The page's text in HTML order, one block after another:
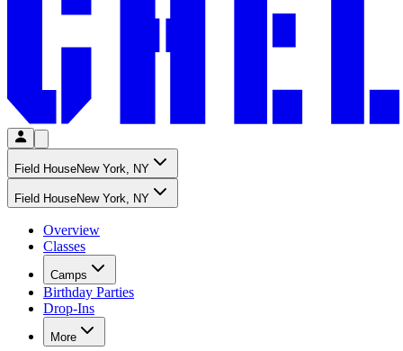
Field House​​​​‌ ‍ ​‍​‍‌‍ ‌ ​‍‌‍‍‌‌‍‌ ‌‍‍‌‌‍ ‍​‍​‍​ ‍‍​‍​‍‌ ​ ‌‍​‌‌‍ ‍‌‍‍‌‌ ‌​‌ ‍‌​‍ ‍‌‍‍‌‌‍ ​‍​‍​‍ ​​‍​‍‌‍‍​‌ ​‍‌‍‌‌‌‍‌‍​‍​‍​ ‍‍​‍​‍‌‍‍​‌ ‌​‌ ‌​‌ ​​‌ ​ ​ ‍‍​‍ ​‍ ‌‍​ ‌‍‍​‌‍‌‌‌‍ ​‌ ​ ‌‍‌‌‌‍​‌‌ ​​‌‍‍‌‌‍‌‌‌ ​‍‌ ​ ​‍ ‍‌ ​ ‌‍​‌‌‍ ‍‌‍‍‌‌ ‌​‌ ‍‌​‍ ‍‌ ​ ‌ ‌​‌ ‌‌‌‍‌​‌‍‍‌‌‍ ​‍ ‌‍‍‌‌‍ ‍‌ ‌​‌‍‌‌‌‍ ‍‌ ‌​​‍ ‌‍‌‌‌‍‌​‌‍‍‌‌ ‌​​‍ ‌‍ ‌‌‍ ‌‍‌​‌‍‌‌​ ‌‌ ​​‌ ​‍‌‍‌‌‌ ​ ‌‍‌‌‌‍ ‍‌ ‌​‌‍​‌‌ ‌​‌‍‍‌‌‍ ‌‍ ‍​ ‍ ‌‍‍‌‌‍‌​​ ‌​ ​​​ ‍​​ ​ ​ ‌ ​ ​​​ ​ ​ ​​‌‍​ ​‍ ‌​ ‌‍​ ‌ ​ ​‍‌‍​ ​‍ ‌​ ‌​‌‍‌‌‌‍​‍​ ‍​​‍ ‌‌‍​‍‌‍‌​​ ‌​‌‍​ ​‍ ‌​ ‍‌​ ​ ​ ‍​‌‍​‍​ ​ ‌‍​ ​ ‌‍​ ‌‍​ ‌‍​ ‍​​ ‍‌​ ​​​ ‍ ‌ ‌​‌ ‍‌‌ ​​‌‍‌‌​ ‌‌ ‌‍‌‍‌‌‌‍ ‍‌ ‌‌‌‍‌‌​ ‍ ‌ ​​‌‍​‌‌ ‌​‌‍‍​​ ‌‌ ​ ‌ ‌‌‌‍​‍‌​ ‍‌‍​‌‌ ‌‍‌‍‍‌‌‍‌ ‌‍​‌‌ ‌​‌‍‍‌‌‍ ‌‍ ‍​‍ ‍‌ ‌​‌‍‍‌‌ ‌​‌‍ ​‌‍‌‌​ ‌‍​‍‌‍​‌‌ ​ ‌‍‌‌‌‌‌‌‌ ​‍‌‍ ​​ ‌‌‍‍​‌ ‌​‌ ‌​‌ ​​‌ ​ ​‍‌‌​ ​ ‌​​‌​‍‌‌​ ​‍‌​‌‍​‍‌‌​ ​‍‌​‌‍‌‍​ ‌‍‍​‌‍‌‌‌‍ ​‌ ​ ‌‍‌‌‌‍​‌‌ ​​‌‍‍‌‌‍‌‌‌ ​‍‌ ​ ​‍ ‍‌ ​ ‌‍​‌‌‍ ‍‌‍‍‌‌ ‌​‌ ‍‌​‍ ‍‌ ​ ‌ ‌​‌ ‌‌‌‍‌​‌‍‍‌‌‍ ​‍‌‍‌‍‍‌‌‍‌​​ ‌​ ​​​ ‍​​ ​ ​ ‌ ​ ​​​ ​ ​ ​​‌‍​ ​‍ ‌​ ‌‍​ ‌ ​ ​‍‌‍​ ​‍ ‌​ ‌​‌‍‌‌‌‍​‍​ ‍​​‍ ‌‌‍​‍‌‍‌​​ ‌​‌‍​ ​‍ ‌​ ‍‌​ ​ ​ ‍​‌‍​‍​ ​ ‌‍​ ​ ‌‍​ ‌‍​ ‌‍​ ‍​​ ‍‌​ ​​​‍‌‍‌ ‌​‌ ‍‌‌ ​​‌‍‌‌​ ‌‌ ‌‍‌‍‌‌‌‍ ‍‌ ‌‌‌‍‌‌​‍‌‍‌ ​​‌‍​‌‌ ‌​‌‍‍​​ ‌‌ ​ ‌ ‌‌‌‍​‍‌​ ‍‌‍​‌‌ ‌‍‌‍‍‌‌‍‌ ‌‍​‌‌ ‌​‌‍‍‌‌‍ ‌‍ ‍​‍ ‍‌ ‌​‌‍‍‌‌ ‌​‌‍ ​‌‍‌‌​‍‌‍‌ ​​‌‍‌‌‌ ​‍‌ ​ ‌ ​​‌‍‌‌‌‍​ ‌ ‌​‌‍‍‌‌ ‌‍‌‍‌‌​ ‌‌ ​​‌ ‌‌‌‍​‍‌‍ ​‌‍‍‌‌ ​ ‌‍‍​‌‍‌‌‌‍‌​​‍​‍‌ ‌New York, NY​​​​‌ ‍ ​‍​‍‌‍ ‌ ​‍‌‍‍‌‌‍‌ ‌‍‍‌‌‍ ‍​‍​‍​ ‍‍​‍​‍‌ ​ ‌‍​‌‌‍ ‍‌‍‍‌‌ ‌​‌ ‍‌​‍ ‍‌‍‍‌‌‍ ​‍​‍​‍ ​​‍​‍‌‍‍​‌ ​‍‌‍‌‌‌‍‌‍​‍​‍​ ‍‍​‍​‍‌‍‍​‌ ‌​‌ ‌​‌ ​​‌ ​ ​ ‍‍​‍ ​‍ ‌‍​ ‌‍‍​‌‍‌‌‌‍ ​‌ ​ ‌‍‌‌‌‍​‌‌ ​​‌‍‍‌‌‍‌‌‌ ​‍‌ ​ ​‍ ‍‌ ​ ‌‍​‌‌‍ ‍‌‍‍‌‌ ‌​‌ ‍‌​‍ ‍‌ ​ ‌ ‌​‌ ‌‌‌‍‌​‌‍‍‌‌‍ ​‍ ‌‍‍‌‌‍ ‍‌ ‌​‌‍‌‌‌‍ ‍‌ ‌​​‍ ‌‍‌‌‌‍‌​‌‍‍‌‌ ‌​​‍ ‌‍ ‌‌‍ ‌‍‌​‌‍‌‌​ ‌‌ ​​‌ ​‍‌‍‌‌‌ ​ ‌‍‌‌‌‍ ‍‌ ‌​‌‍​‌‌ ‌​‌‍‍‌‌‍ ‌‍ ‍​ ‍ ‌‍‍‌‌‍‌​​ ‌​ ​​​ ‍​​ ​ ​ ‌ ​ ​​​ ​ ​ ​​‌‍​ ​‍ ‌​ ‌‍​ ‌ ​ ​‍‌‍​ ​‍ ‌​ ‌​‌‍‌‌‌‍​‍​ ‍​​‍ ‌‌‍​‍‌‍‌​​ ‌​‌‍​ ​‍ ‌​ ‍‌​ ​ ​ ‍​‌‍​‍​ ​ ‌‍​ ​ ‌‍​ ‌‍​ ‌‍​ ‍​​ ‍‌​ ​​​ ‍ ‌ ‌​‌ ‍‌‌ ​​‌‍‌‌​ ‌‌ ‌‍‌‍‌‌‌‍ ‍‌ ‌‌‌‍‌‌​ ‍ ‌ ​​‌‍​‌‌ ‌​‌‍‍​​ ‌‌ ‌‍‌‍‌‌‌‍ ‍‌ ‌‌‌‍‌‌‌​ ​‌‍ ‌‍​ ‌‍​‌‌ ‌​‌‍‍‌‌‍ ‌‍ ‍​ ‌‍​‍‌‍​‌‌ ​ ‌‍‌‌‌‌‌‌‌ ​‍‌‍ ​​ ‌‌‍‍​‌ ‌​‌ ‌​‌ ​​‌ ​ ​‍‌‌​ ​ ‌​​‌​‍‌‌​ ​‍‌​‌‍​‍‌‌​ ​‍‌​‌‍‌‍​ ‌‍‍​‌‍‌‌‌‍ ​‌ ​ ‌‍‌‌‌‍​‌‌ ​​‌‍‍‌‌‍‌‌‌ ​‍‌ ​ ​‍ ‍‌ ​ ‌‍​‌‌‍ ‍‌‍‍‌‌ ‌​‌ ‍‌​‍ ‍‌ ​ ‌ ‌​‌ ‌‌‌‍‌​‌‍‍‌‌‍ ​‍‌‍‌‍‍‌‌‍‌​​ ‌​ ​​​ ‍​​ ​ ​ ‌ ​ ​​​ ​ ​ ​​‌‍​ ​‍ ‌​ ‌‍​ ‌ ​ ​‍‌‍​ ​‍ ‌​ ‌​‌‍‌‌‌‍​‍​ ‍​​‍ ‌‌‍​‍‌‍‌​​ ‌​‌‍​ ​‍ ‌​ ‍‌​ ​ ​ ‍​‌‍​‍​ ​ ‌‍​ ​ ‌‍​ ‌‍​ ‌‍​ ‍​​ ‍‌​ ​​​‍‌‍‌ ‌​‌ ‍‌‌ ​​‌‍‌‌​ ‌‌ ‌‍‌‍‌‌‌‍ ‍‌ ‌‌‌‍‌‌​‍‌‍‌ ​​‌‍​‌‌ ‌​‌‍‍​​ ‌‌ ‌‍‌‍‌‌‌‍ ‍‌ ‌‌‌‍‌‌‌​ ​‌‍ ‌‍​ ‌‍​‌‌ ‌​‌‍‍‌‌‍ ‌‍ ‍​‍‌‍‌ ​​‌‍‌‌‌ ​‍‌ ​ ‌ ​​‌‍‌‌‌‍​ ‌ ‌​‌‍‍‌‌ ‌‍‌‍‌‌​ ‌‌ ​​‌ ‌‌‌‍​‍‌‍ ​‌‍‍‌‌ ​ ‌‍‍​‌‍‌‌‌‍‌​​‍​‍‌ ‌
Field House​​​​‌ ‍ ​‍​‍‌‍ ‌ ​‍‌‍‍‌‌‍‌ ‌‍‍‌‌‍ ‍​‍​‍​ ‍‍​‍​‍‌ ​ ‌‍​‌‌‍ ‍‌‍‍‌‌ ‌​‌ ‍‌​‍ ‍‌‍‍‌‌‍ ​‍​‍​‍ ​​‍​‍‌‍‍​‌ ​‍‌‍‌‌‌‍‌‍​‍​‍​ ‍‍​‍​‍‌‍‍​‌ ‌​‌ ‌​‌ ​​‌ ​ ​ ‍‍​‍ ​‍ ‌‍​ ‌‍‍​‌‍‌‌‌‍ ​‌ ​ ‌‍‌‌‌‍​‌‌ ​​‌‍‍‌‌‍‌‌‌ ​‍‌ ​ ​‍ ‍‌ ​ ‌‍​‌‌‍ ‍‌‍‍‌‌ ‌​‌ ‍‌​‍ ‍‌ ​ ‌ ‌​‌ ‌‌‌‍‌​‌‍‍‌‌‍ ​‍ ‌‍‍‌‌‍ ‍‌ ‌​‌‍‌‌‌‍ ‍‌ ‌​​‍ ‌‍‌‌‌‍‌​‌‍‍‌‌ ‌​​‍ ‌‍ ‌‌‍ ‌‍‌​‌‍‌‌​ ‌‌ ​​‌ ​‍‌‍‌‌‌ ​ ‌‍‌‌‌‍ ‍‌ ‌​‌‍​‌‌ ‌​‌‍‍‌‌‍ ‌‍ ‍​ ‍ ‌‍‍‌‌‍‌​​ ‌​ ​​​ ‍​​ ​ ​ ‌ ​ ​​​ ​ ​ ​​‌‍​ ​‍ ‌​ ‌‍​ ‌ ​ ​‍‌‍​ ​‍ ‌​ ‌​‌‍‌‌‌‍​‍​ ‍​​‍ ‌‌‍​‍‌‍‌​​ ‌​‌‍​ ​‍ ‌​ ‍‌​ ​ ​ ‍​‌‍​‍​ ​ ‌‍​ ​ ‌‍​ ‌‍​ ‌‍​ ‍​​ ‍‌​ ​​​ ‍ ‌ ‌​‌ ‍‌‌ ​​‌‍‌‌​ ‌‌ ‌‍‌‍‌‌‌‍ ‍‌ ‌‌‌‍‌‌​ ‍ ‌ ​​‌‍​‌‌ ‌​‌‍‍​​ ‌‌ ​ ‌ ‌‌‌‍​‍‌​ ‍‌‍​‌‌ ‌‍‌‍‍‌‌‍‌ ‌‍​‌‌ ‌​‌‍‍‌‌‍ ‌‍ ‍​‍ ‍‌ ‌​‌‍‍‌‌ ‌​‌‍ ​‌‍‌‌​ ‌‍​‍‌‍​‌‌ ​ ‌‍‌‌‌‌‌‌‌ ​‍‌‍ ​​ ‌‌‍‍​‌ ‌​‌ ‌​‌ ​​‌ ​ ​‍‌‌​ ​ ‌​​‌​‍‌‌​ ​‍‌​‌‍​‍‌‌​ ​‍‌​‌‍‌‍​ ‌‍‍​‌‍‌‌‌‍ ​‌ ​ ‌‍‌‌‌‍​‌‌ ​​‌‍‍‌‌‍‌‌‌ ​‍‌ ​ ​‍ ‍‌ ​ ‌‍​‌‌‍ ‍‌‍‍‌‌ ‌​‌ ‍‌​‍ ‍‌ ​ ‌ ‌​‌ ‌‌‌‍‌​‌‍‍‌‌‍ ​‍‌‍‌‍‍‌‌‍‌​​ ‌​ ​​​ ‍​​ ​ ​ ‌ ​ ​​​ ​ ​ ​​‌‍​ ​‍ ‌​ ‌‍​ ‌ ​ ​‍‌‍​ ​‍ ‌​ ‌​‌‍‌‌‌‍​‍​ ‍​​‍ ‌‌‍​‍‌‍‌​​ ‌​‌‍​ ​‍ ‌​ ‍‌​ ​ ​ ‍​‌‍​‍​ ​ ‌‍​ ​ ‌‍​ ‌‍​ ‌‍​ ‍​​ ‍‌​ ​​​‍‌‍‌ ‌​‌ ‍‌‌ ​​‌‍‌‌​ ‌‌ ‌‍‌‍‌‌‌‍ ‍‌ ‌‌‌‍‌‌​‍‌‍‌ ​​‌‍​‌‌ ‌​‌‍‍​​ ‌‌ ​ ‌ ‌‌‌‍​‍‌​ ‍‌‍​‌‌ ‌‍‌‍‍‌‌‍‌ ‌‍​‌‌ ‌​‌‍‍‌‌‍ ‌‍ ‍​‍ ‍‌ ‌​‌‍‍‌‌ ‌​‌‍ ​‌‍‌‌​‍‌‍‌ ​​‌‍‌‌‌ ​‍‌ ​ ‌ ​​‌‍‌‌‌‍​ ‌ ‌​‌‍‍‌‌ ‌‍‌‍‌‌​ ‌‌ ​​‌ ‌‌‌‍​‍‌‍ ​‌‍‍‌‌ ​ ‌‍‍​‌‍‌‌‌‍‌​​‍​‍‌ ‌New York, NY​​​​‌ ‍ ​‍​‍‌‍ ‌ ​‍‌‍‍‌‌‍‌ ‌‍‍‌‌‍ ‍​‍​‍​ ‍‍​‍​‍‌ ​ ‌‍​‌‌‍ ‍‌‍‍‌‌ ‌​‌ ‍‌​‍ ‍‌‍‍‌‌‍ ​‍​‍​‍ ​​‍​‍‌‍‍​‌ ​‍‌‍‌‌‌‍‌‍​‍​‍​ ‍‍​‍​‍‌‍‍​‌ ‌​‌ ‌​‌ ​​‌ ​ ​ ‍‍​‍ ​‍ ‌‍​ ‌‍‍​‌‍‌‌‌‍ ​‌ ​ ‌‍‌‌‌‍​‌‌ ​​‌‍‍‌‌‍‌‌‌ ​‍‌ ​ ​‍ ‍‌ ​ ‌‍​‌‌‍ ‍‌‍‍‌‌ ‌​‌ ‍‌​‍ ‍‌ ​ ‌ ‌​‌ ‌‌‌‍‌​‌‍‍‌‌‍ ​‍ ‌‍‍‌‌‍ ‍‌ ‌​‌‍‌‌‌‍ ‍‌ ‌​​‍ ‌‍‌‌‌‍‌​‌‍‍‌‌ ‌​​‍ ‌‍ ‌‌‍ ‌‍‌​‌‍‌‌​ ‌‌ ​​‌ ​‍‌‍‌‌‌ ​ ‌‍‌‌‌‍ ‍‌ ‌​‌‍​‌‌ ‌​‌‍‍‌‌‍ ‌‍ ‍​ ‍ ‌‍‍‌‌‍‌​​ ‌​ ​​​ ‍​​ ​ ​ ‌ ​ ​​​ ​ ​ ​​‌‍​ ​‍ ‌​ ‌‍​ ‌ ​ ​‍‌‍​ ​‍ ‌​ ‌​‌‍‌‌‌‍​‍​ ‍​​‍ ‌‌‍​‍‌‍‌​​ ‌​‌‍​ ​‍ ‌​ ‍‌​ ​ ​ ‍​‌‍​‍​ ​ ‌‍​ ​ ‌‍​ ‌‍​ ‌‍​ ‍​​ ‍‌​ ​​​ ‍ ‌ ‌​‌ ‍‌‌ ​​‌‍‌‌​ ‌‌ ‌‍‌‍‌‌‌‍ ‍‌ ‌‌‌‍‌‌​ ‍ ‌ ​​‌‍​‌‌ ‌​‌‍‍​​ ‌‌ ‌‍‌‍‌‌‌‍ ‍‌ ‌‌‌‍‌‌‌​ ​‌‍ ‌‍​ ‌‍​‌‌ ‌​‌‍‍‌‌‍ ‌‍ ‍​ ‌‍​‍‌‍​‌‌ ​ ‌‍‌‌‌‌‌‌‌ ​‍‌‍ ​​ ‌‌‍‍​‌ ‌​‌ ‌​‌ ​​‌ ​ ​‍‌‌​ ​ ‌​​‌​‍‌‌​ ​‍‌​‌‍​‍‌‌​ ​‍‌​‌‍‌‍​ ‌‍‍​‌‍‌‌‌‍ ​‌ ​ ‌‍‌‌‌‍​‌‌ ​​‌‍‍‌‌‍‌‌‌ ​‍‌ ​ ​‍ ‍‌ ​ ‌‍​‌‌‍ ‍‌‍‍‌‌ ‌​‌ ‍‌​‍ ‍‌ ​ ‌ ‌​‌ ‌‌‌‍‌​‌‍‍‌‌‍ ​‍‌‍‌‍‍‌‌‍‌​​ ‌​ ​​​ ‍​​ ​ ​ ‌ ​ ​​​ ​ ​ ​​‌‍​ ​‍ ‌​ ‌‍​ ‌ ​ ​‍‌‍​ ​‍ ‌​ ‌​‌‍‌‌‌‍​‍​ ‍​​‍ ‌‌‍​‍‌‍‌​​ ‌​‌‍​ ​‍ ‌​ ‍‌​ ​ ​ ‍​‌‍​‍​ ​ ‌‍​ ​ ‌‍​ ‌‍​ ‌‍​ ‍​​ ‍‌​ ​​​‍‌‍‌ ‌​‌ ‍‌‌ ​​‌‍‌‌​ ‌‌ ‌‍‌‍‌‌‌‍ ‍‌ ‌‌‌‍‌‌​‍‌‍‌ ​​‌‍​‌‌ ‌​‌‍‍​​ ‌‌ ‌‍‌‍‌‌‌‍ ‍‌ ‌‌‌‍‌‌‌​ ​‌‍ ‌‍​ ‌‍​‌‌ ‌​‌‍‍‌‌‍ ‌‍ ‍​‍‌‍‌ ​​‌‍‌‌‌ ​‍‌ ​ ‌ ​​‌‍‌‌‌‍​ ‌ ‌​‌‍‍‌‌ ‌‍‌‍‌‌​ ‌‌ ​​‌ ‌‌‌‍​‍‌‍ ​‌‍‍‌‌ ​ ‌‍‍​‌‍‌‌‌‍‌​​‍​‍‌ ‌
Overview​​​​‌ ‍ ​‍​‍‌‍ ‌ ​‍‌‍‍‌‌‍‌ ‌‍‍‌‌‍ ‍​‍​‍​ ‍‍​‍​‍‌ ​ ‌‍​‌‌‍ ‍‌‍‍‌‌ ‌​‌ ‍‌​‍ ‍‌‍‍‌‌‍ ​‍​‍​‍ ​​‍​‍‌‍‍​‌ ​‍‌‍‌‌‌‍‌‍​‍​‍​ ‍‍​‍​‍‌‍‍​‌ ‌​‌ ‌​‌ ​​‌ ​ ​ ‍‍​‍ ​‍ ‌‍​ ‌‍‍​‌‍‌‌‌‍ ​‌ ​ ‌‍‌‌‌‍​‌‌ ​​‌‍‍‌‌‍‌‌‌ ​‍‌ ​ ​‍ ‍‌ ​ ‌‍​‌‌‍ ‍‌‍‍‌‌ ‌​‌ ‍‌​‍ ‍‌ ​ ‌ ‌​‌ ‌‌‌‍‌​‌‍‍‌‌‍ ​‍ ‌‍‍‌‌‍ ‍‌ ‌​‌‍‌‌‌‍ ‍‌ ‌​​‍ ‌‍‌‌‌‍‌​‌‍‍‌‌ ‌​​‍ ‌‍ ‌‌‍ ‌‍‌​‌‍‌‌​ ‌‌ ​​‌ ​‍‌‍‌‌‌ ​ ‌‍‌‌‌‍ ‍‌ ‌​‌‍​‌‌ ‌​‌‍‍‌‌‍ ‌‍ ‍​ ‍ ‌‍‍‌‌‍‌​​ ‌​ ​​​ ‍​​ ​ ​ ‌ ​ ​​​ ​ ​ ​​‌‍​ ​‍ ‌​ ‌‍​ ‌ ​ ​‍‌‍​ ​‍ ‌​ ‌​‌‍‌‌‌‍​‍​ ‍​​‍ ‌‌‍​‍‌‍‌​​ ‌​‌‍​ ​‍ ‌​ ‍‌​ ​ ​ ‍​‌‍​‍​ ​ ‌‍​ ​ ‌‍​ ‌‍​ ‌‍​ ‍​​ ‍‌​ ​​​ ‍ ‌ ‌​‌ ‍‌‌ ​​‌‍‌‌​ ‌‌ ‌‍‌‍‌‌‌‍ ‍‌ ‌‌‌‍‌‌​ ‍ ‌ ​​‌‍​‌‌ ‌​‌‍‍​​ ‌‌ ​ ‌ ‌‌‌‍​‍‌​ ‍‌‍​‌‌ ‌‍‌‍‍‌‌‍‌ ‌‍​‌‌ ‌​‌‍‍‌‌‍ ‌‍ ‍​‍ ‍‌‍​ ‌‍ ‌‍ ​‌ ‌‌‌‍ ‌‌‍ ‍‌ ​ ​‍‌‌​ ‌‌‌​​‍‌‌ ‌‍‍ ‌‍‌‌‌ ‍‌​‍‌‌​ ​ ‌​‌​​‍‌‌​ ​ ‌​‌​​‍‌‌​ ​‍​ ​‍​ ‌‍‌‍‌‌​ ‍​​ ‌‍​ ​ ​ ​‍​ ‍‌‌‍‌‍​ ​​‌‍‌‍​ ​ ​ ​‌​ ​‍​ ​‌​ ‍​‌‍‌‍‌‍‌‍​ ‌​​ ‍‌​ ​​​ ​‌​ ​‍​ ‍‌​ ‌‍​ ‍​‌‍‌‍​ ‌​​ ‌‌​ ‍‌​ ‌ ​ ‌ ​ ‌‍​‍‌‌​ ​‍​ ​‍​‍‌‌​ ‌‌‌​‌​​‍ ‍‌‍ ​‌‍‍‌‌‍ ‍‌‍‍ ‌ ​ ​‍‌‌​ ‌‌‌​​‍‌‌ ‌‍‍ ‌‍‌‌‌ ‍‌​‍‌‌​ ​ ‌​‌​​‍‌‌​ ​ ‌​‌​​‍‌‌​ ​‍​ ​‍​ ‌‌​ ‍‌‌‍‌‍‌‍​‍​ ​ ​ ‌‌‌‍​ ‌‍‌‌​ ‍​‌‍​‌​ ‌ ‌‍​‍​‍‌‌​ ​‍​ ​‍​‍‌‌​ ‌‌‌​‌​​‍ ‍‌ ‌​‌‍‍‌‌ ‌​‌‍ ​‌‍‌‌​ ‌‍​‍‌‍​‌‌ ​ ‌‍‌‌‌‌‌‌‌ ​‍‌‍ ​​ ‌‌‍‍​‌ ‌​‌ ‌​‌ ​​‌ ​ ​‍‌‌​ ​ ‌​​‌​‍‌‌​ ​‍‌​‌‍​‍‌‌​ ​‍‌​‌‍‌‍​ ‌‍‍​‌‍‌‌‌‍ ​‌ ​ ‌‍‌‌‌‍​‌‌ ​​‌‍‍‌‌‍‌‌‌ ​‍‌ ​ ​‍ ‍‌ ​ ‌‍​‌‌‍ ‍‌‍‍‌‌ ‌​‌ ‍‌​‍ ‍‌ ​ ‌ ‌​‌ ‌‌‌‍‌​‌‍‍‌‌‍ ​‍‌‍‌‍‍‌‌‍‌​​ ‌​ ​​​ ‍​​ ​ ​ ‌ ​ ​​​ ​ ​ ​​‌‍​ ​‍ ‌​ ‌‍​ ‌ ​ ​‍‌‍​ ​‍ ‌​ ‌​‌‍‌‌‌‍​‍​ ‍​​‍ ‌‌‍​‍‌‍‌​​ ‌​‌‍​ ​‍ ‌​ ‍‌​ ​ ​ ‍​‌‍​‍​ ​ ‌‍​ ​ ‌‍​ ‌‍​ ‌‍​ ‍​​ ‍‌​ ​​​‍‌‍‌ ‌​‌ ‍‌‌ ​​‌‍‌‌​ ‌‌ ‌‍‌‍‌‌‌‍ ‍‌ ‌‌‌‍‌‌​‍‌‍‌ ​​‌‍​‌‌ ‌​‌‍‍​​ ‌‌ ​ ‌ ‌‌‌‍​‍‌​ ‍‌‍​‌‌ ‌‍‌‍‍‌‌‍‌ ‌‍​‌‌ ‌​‌‍‍‌‌‍ ‌‍ ‍​‍ ‍‌‍​ ‌‍ ‌‍ ​‌ ‌‌‌‍ ‌‌‍ ‍‌ ​ ​‍‌‌​ ‌‌‌​​‍‌‌ ‌‍‍ ‌‍‌‌‌ ‍‌​‍‌‌​ ​ ‌​‌​​‍‌‌​ ​ ‌​‌​​‍‌‌​ ​‍​ ​‍​ ‌‍‌‍‌‌​ ‍​​ ‌‍​ ​ ​ ​‍​ ‍‌‌‍‌‍​ ​​‌‍‌‍​ ​ ​ ​‌​ ​‍​ ​‌​ ‍​‌‍‌‍‌‍‌‍​ ‌​​ ‍‌​ ​​​ ​‌​ ​‍​ ‍‌​ ‌‍​ ‍​‌‍‌‍​ ‌​​ ‌‌​ ‍‌​ ‌ ​ ‌ ​ ‌‍​‍‌‌​ ​‍​ ​‍​‍‌‌​ ‌‌‌​‌​​‍ ‍‌‍ ​‌‍‍‌‌‍ ‍‌‍‍ ‌ ​ ​‍‌‌​ ‌‌‌​​‍‌‌ ‌‍‍ ‌‍‌‌‌ ‍‌​‍‌‌​ ​ ‌​‌​​‍‌‌​ ​ ‌​‌​​‍‌‌​ ​‍​ ​‍​ ‌‌​ ‍‌‌‍‌‍‌‍​‍​ ​ ​ ‌‌‌‍​ ‌‍‌‌​ ‍​‌‍​‌​ ‌ ‌‍​‍​‍‌‌​ ​‍​ ​‍​‍‌‌​ ‌‌‌​‌​​‍ ‍‌ ‌​‌‍‍‌‌ ‌​‌‍ ​‌‍‌‌​‍‌‍‌ ​​‌‍‌‌‌ ​‍‌ ​ ‌ ​​‌‍‌‌‌‍​ ‌ ‌​‌‍‍‌‌ ‌‍‌‍‌‌​ ‌‌ ​​‌ ‌‌‌‍​‍‌‍ ​‌‍‍‌‌ ​ ‌‍‍​‌‍‌‌‌‍‌​​‍​‍‌ ‌
Classes​​​​‌ ‍ ​‍​‍‌‍ ‌ ​‍‌‍‍‌‌‍‌ ‌‍‍‌‌‍ ‍​‍​‍​ ‍‍​‍​‍‌ ​ ‌‍​‌‌‍ ‍‌‍‍‌‌ ‌​‌ ‍‌​‍ ‍‌‍‍‌‌‍ ​‍​‍​‍ ​​‍​‍‌‍‍​‌ ​‍‌‍‌‌‌‍‌‍​‍​‍​ ‍‍​‍​‍‌‍‍​‌ ‌​‌ ‌​‌ ​​‌ ​ ​ ‍‍​‍ ​‍ ‌‍​ ‌‍‍​‌‍‌‌‌‍ ​‌ ​ ‌‍‌‌‌‍​‌‌ ​​‌‍‍‌‌‍‌‌‌ ​‍‌ ​ ​‍ ‍‌ ​ ‌‍​‌‌‍ ‍‌‍‍‌‌ ‌​‌ ‍‌​‍ ‍‌ ​ ‌ ‌​‌ ‌‌‌‍‌​‌‍‍‌‌‍ ​‍ ‌‍‍‌‌‍ ‍‌ ‌​‌‍‌‌‌‍ ‍‌ ‌​​‍ ‌‍‌‌‌‍‌​‌‍‍‌‌ ‌​​‍ ‌‍ ‌‌‍ ‌‍‌​‌‍‌‌​ ‌‌ ​​‌ ​‍‌‍‌‌‌ ​ ‌‍‌‌‌‍ ‍‌ ‌​‌‍​‌‌ ‌​‌‍‍‌‌‍ ‌‍ ‍​ ‍ ‌‍‍‌‌‍‌​​ ‌​ ​​​ ‍​​ ​ ​ ‌ ​ ​​​ ​ ​ ​​‌‍​ ​‍ ‌​ ‌‍​ ‌ ​ ​‍‌‍​ ​‍ ‌​ ‌​‌‍‌‌‌‍​‍​ ‍​​‍ ‌‌‍​‍‌‍‌​​ ‌​‌‍​ ​‍ ‌​ ‍‌​ ​ ​ ‍​‌‍​‍​ ​ ‌‍​ ​ ‌‍​ ‌‍​ ‌‍​ ‍​​ ‍‌​ ​​​ ‍ ‌ ‌​‌ ‍‌‌ ​​‌‍‌‌​ ‌‌ ‌‍‌‍‌‌‌‍ ‍‌ ‌‌‌‍‌‌​ ‍ ‌ ​​‌‍​‌‌ ‌​‌‍‍​​ ‌‌ ​ ‌ ‌‌‌‍​‍‌​ ‍‌‍​‌‌ ‌‍‌‍‍‌‌‍‌ ‌‍​‌‌ ‌​‌‍‍‌‌‍ ‌‍ ‍​‍ ‍‌‍​ ‌‍ ‌‍ ​‌ ‌‌‌‍ ‌‌‍ ‍‌ ​ ​‍‌‌​ ‌‌‌​​‍‌‌ ‌‍‍ ‌‍‌‌‌ ‍‌​‍‌‌​ ​ ‌​‌​​‍‌‌​ ​ ‌​‌​​‍‌‌​ ​‍​ ​‍​ ‍‌‌‍​‍​ ‌‌​ ‌‌​ ‌ ​ ‌‌​ ​ ​ ‍‌​ ​​​ ‌‌​ ​‍‌‍​‍​‍‌‌​ ​‍​ ​‍​‍‌‌​ ‌‌‌​‌​​‍ ‍‌‍ ​‌‍‍‌‌‍ ‍‌‍‍ ‌ ​ ​‍‌‌​ ‌‌‌​​‍‌‌ ‌‍‍ ‌‍‌‌‌ ‍‌​‍‌‌​ ​ ‌​‌​​‍‌‌​ ​ ‌​‌​​‍‌‌​ ​‍​ ​‍​ ‌‌​ ‍‌‌‍‌‍‌‍​‍​ ​ ​ ‌‌‌‍​ ‌‍‌‌​ ‍​‌‍​‌​ ‌ ‌‍​‍​‍‌‌​ ​‍​ ​‍​‍‌‌​ ‌‌‌​‌​​‍ ‍‌ ‌​‌‍‍‌‌ ‌​‌‍ ​‌‍‌‌​ ‌‍​‍‌‍​‌‌ ​ ‌‍‌‌‌‌‌‌‌ ​‍‌‍ ​​ ‌‌‍‍​‌ ‌​‌ ‌​‌ ​​‌ ​ ​‍‌‌​ ​ ‌​​‌​‍‌‌​ ​‍‌​‌‍​‍‌‌​ ​‍‌​‌‍‌‍​ ‌‍‍​‌‍‌‌‌‍ ​‌ ​ ‌‍‌‌‌‍​‌‌ ​​‌‍‍‌‌‍‌‌‌ ​‍‌ ​ ​‍ ‍‌ ​ ‌‍​‌‌‍ ‍‌‍‍‌‌ ‌​‌ ‍‌​‍ ‍‌ ​ ‌ ‌​‌ ‌‌‌‍‌​‌‍‍‌‌‍ ​‍‌‍‌‍‍‌‌‍‌​​ ‌​ ​​​ ‍​​ ​ ​ ‌ ​ ​​​ ​ ​ ​​‌‍​ ​‍ ‌​ ‌‍​ ‌ ​ ​‍‌‍​ ​‍ ‌​ ‌​‌‍‌‌‌‍​‍​ ‍​​‍ ‌‌‍​‍‌‍‌​​ ‌​‌‍​ ​‍ ‌​ ‍‌​ ​ ​ ‍​‌‍​‍​ ​ ‌‍​ ​ ‌‍​ ‌‍​ ‌‍​ ‍​​ ‍‌​ ​​​‍‌‍‌ ‌​‌ ‍‌‌ ​​‌‍‌‌​ ‌‌ ‌‍‌‍‌‌‌‍ ‍‌ ‌‌‌‍‌‌​‍‌‍‌ ​​‌‍​‌‌ ‌​‌‍‍​​ ‌‌ ​ ‌ ‌‌‌‍​‍‌​ ‍‌‍​‌‌ ‌‍‌‍‍‌‌‍‌ ‌‍​‌‌ ‌​‌‍‍‌‌‍ ‌‍ ‍​‍ ‍‌‍​ ‌‍ ‌‍ ​‌ ‌‌‌‍ ‌‌‍ ‍‌ ​ ​‍‌‌​ ‌‌‌​​‍‌‌ ‌‍‍ ‌‍‌‌‌ ‍‌​‍‌‌​ ​ ‌​‌​​‍‌‌​ ​ ‌​‌​​‍‌‌​ ​‍​ ​‍​ ‍‌‌‍​‍​ ‌‌​ ‌‌​ ‌ ​ ‌‌​ ​ ​ ‍‌​ ​​​ ‌‌​ ​‍‌‍​‍​‍‌‌​ ​‍​ ​‍​‍‌‌​ ‌‌‌​‌​​‍ ‍‌‍ ​‌‍‍‌‌‍ ‍‌‍‍ ‌ ​ ​‍‌‌​ ‌‌‌​​‍‌‌ ‌‍‍ ‌‍‌‌‌ ‍‌​‍‌‌​ ​ ‌​‌​​‍‌‌​ ​ ‌​‌​​‍‌‌​ ​‍​ ​‍​ ‌‌​ ‍‌‌‍‌‍‌‍​‍​ ​ ​ ‌‌‌‍​ ‌‍‌‌​ ‍​‌‍​‌​ ‌ ‌‍​‍​‍‌‌​ ​‍​ ​‍​‍‌‌​ ‌‌‌​‌​​‍ ‍‌ ‌​‌‍‍‌‌ ‌​‌‍ ​‌‍‌‌​‍‌‍‌ ​​‌‍‌‌‌ ​‍‌ ​ ‌ ​​‌‍‌‌‌‍​ ‌ ‌​‌‍‍‌‌ ‌‍‌‍‌‌​ ‌‌ ​​‌ ‌‌‌‍​‍‌‍ ​‌‍‍‌‌ ​ ‌‍‍​‌‍‌‌‌‍‌​​‍​‍‌ ‌
Camps​​​​‌ ‍ ​‍​‍‌‍ ‌ ​‍‌‍‍‌‌‍‌ ‌‍‍‌‌‍ ‍​‍​‍​ ‍‍​‍​‍‌ ​ ‌‍​‌‌‍ ‍‌‍‍‌‌ ‌​‌ ‍‌​‍ ‍‌‍‍‌‌‍ ​‍​‍​‍ ​​‍​‍‌‍‍​‌ ​‍‌‍‌‌‌‍‌‍​‍​‍​ ‍‍​‍​‍‌‍‍​‌ ‌​‌ ‌​‌ ​​‌ ​ ​ ‍‍​‍ ​‍ ‌‍​ ‌‍‍​‌‍‌‌‌‍ ​‌ ​ ‌‍‌‌‌‍​‌‌ ​​‌‍‍‌‌‍‌‌‌ ​‍‌ ​ ​‍ ‍‌ ​ ‌‍​‌‌‍ ‍‌‍‍‌‌ ‌​‌ ‍‌​‍ ‍‌ ​ ‌ ‌​‌ ‌‌‌‍‌​‌‍‍‌‌‍ ​‍ ‌‍‍‌‌‍ ‍‌ ‌​‌‍‌‌‌‍ ‍‌ ‌​​‍ ‌‍‌‌‌‍‌​‌‍‍‌‌ ‌​​‍ ‌‍ ‌‌‍ ‌‍‌​‌‍‌‌​ ‌‌ ​​‌ ​‍‌‍‌‌‌ ​ ‌‍‌‌‌‍ ‍‌ ‌​‌‍​‌‌ ‌​‌‍‍‌‌‍ ‌‍ ‍​ ‍ ‌‍‍‌‌‍‌​​ ‌​ ​​​ ‍​​ ​ ​ ‌ ​ ​​​ ​ ​ ​​‌‍​ ​‍ ‌​ ‌‍​ ‌ ​ ​‍‌‍​ ​‍ ‌​ ‌​‌‍‌‌‌‍​‍​ ‍​​‍ ‌‌‍​‍‌‍‌​​ ‌​‌‍​ ​‍ ‌​ ‍‌​ ​ ​ ‍​‌‍​‍​ ​ ‌‍​ ​ ‌‍​ ‌‍​ ‌‍​ ‍​​ ‍‌​ ​​​ ‍ ‌ ‌​‌ ‍‌‌ ​​‌‍‌‌​ ‌‌ ‌‍‌‍‌‌‌‍ ‍‌ ‌‌‌‍‌‌​ ‍ ‌ ​​‌‍​‌‌ ‌​‌‍‍​​ ‌‌ ​ ‌ ‌‌‌‍​‍‌​ ‍‌‍​‌‌ ‌‍‌‍‍‌‌‍‌ ‌‍​‌‌ ‌​‌‍‍‌‌‍ ‌‍ ‍​‍ ‍‌‍​ ‌‍ ‌‍ ​‌ ‌‌‌‍ ‌‌‍ ‍‌ ​ ​‍‌‌​ ‌‌‌​​‍‌‌ ‌‍‍ ‌‍‌‌‌ ‍‌​‍‌‌​ ​ ‌​‌​​‍‌‌​ ​ ‌​‌​​‍‌‌​ ​‍​ ​‍​ ‌ ‌‍​‍‌‍‌‌‌‍‌​​ ​​​ ‌ ‌‍​‍​ ‌‍‌‍‌​​ ‌‌​ ​ ‌‍​‌​‍‌‌​ ​‍​ ​‍​‍‌‌​ ‌‌‌​‌​​‍ ‍‌ ‌​‌‍‍‌‌ ‌​‌‍ ​‌‍‌‌​ ‌‍​‍‌‍​‌‌ ​ ‌‍‌‌‌‌‌‌‌ ​‍‌‍ ​​ ‌‌‍‍​‌ ‌​‌ ‌​‌ ​​‌ ​ ​‍‌‌​ ​ ‌​​‌​‍‌‌​ ​‍‌​‌‍​‍‌‌​ ​‍‌​‌‍‌‍​ ‌‍‍​‌‍‌‌‌‍ ​‌ ​ ‌‍‌‌‌‍​‌‌ ​​‌‍‍‌‌‍‌‌‌ ​‍‌ ​ ​‍ ‍‌ ​ ‌‍​‌‌‍ ‍‌‍‍‌‌ ‌​‌ ‍‌​‍ ‍‌ ​ ‌ ‌​‌ ‌‌‌‍‌​‌‍‍‌‌‍ ​‍‌‍‌‍‍‌‌‍‌​​ ‌​ ​​​ ‍​​ ​ ​ ‌ ​ ​​​ ​ ​ ​​‌‍​ ​‍ ‌​ ‌‍​ ‌ ​ ​‍‌‍​ ​‍ ‌​ ‌​‌‍‌‌‌‍​‍​ ‍​​‍ ‌‌‍​‍‌‍‌​​ ‌​‌‍​ ​‍ ‌​ ‍‌​ ​ ​ ‍​‌‍​‍​ ​ ‌‍​ ​ ‌‍​ ‌‍​ ‌‍​ ‍​​ ‍‌​ ​​​‍‌‍‌ ‌​‌ ‍‌‌ ​​‌‍‌‌​ ‌‌ ‌‍‌‍‌‌‌‍ ‍‌ ‌‌‌‍‌‌​‍‌‍‌ ​​‌‍​‌‌ ‌​‌‍‍​​ ‌‌ ​ ‌ ‌‌‌‍​‍‌​ ‍‌‍​‌‌ ‌‍‌‍‍‌‌‍‌ ‌‍​‌‌ ‌​‌‍‍‌‌‍ ‌‍ ‍​‍ ‍‌‍​ ‌‍ ‌‍ ​‌ ‌‌‌‍ ‌‌‍ ‍‌ ​ ​‍‌‌​ ‌‌‌​​‍‌‌ ‌‍‍ ‌‍‌‌‌ ‍‌​‍‌‌​ ​ ‌​‌​​‍‌‌​ ​ ‌​‌​​‍‌‌​ ​‍​ ​‍​ ‌ ‌‍​‍‌‍‌‌‌‍‌​​ ​​​ ‌ ‌‍​‍​ ‌‍‌‍‌​​ ‌‌​ ​ ‌‍​‌​‍‌‌​ ​‍​ ​‍​‍‌‌​ ‌‌‌​‌​​‍ ‍‌ ‌​‌‍‍‌‌ ‌​‌‍ ​‌‍‌‌​‍‌‍‌ ​​‌‍‌‌‌ ​‍‌ ​ ‌ ​​‌‍‌‌‌‍​ ‌ ‌​‌‍‍‌‌ ‌‍‌‍‌‌​ ‌‌ ​​‌ ‌‌‌‍​‍‌‍ ​‌‍‍‌‌ ​ ‌‍‍​‌‍‌‌‌‍‌​​‍​‍‌ ‌
Birthday Parties​​​​‌ ‍ ​‍​‍‌‍ ‌ ​‍‌‍‍‌‌‍‌ ‌‍‍‌‌‍ ‍​‍​‍​ ‍‍​‍​‍‌ ​ ‌‍​‌‌‍ ‍‌‍‍‌‌ ‌​‌ ‍‌​‍ ‍‌‍‍‌‌‍ ​‍​‍​‍ ​​‍​‍‌‍‍​‌ ​‍‌‍‌‌‌‍‌‍​‍​‍​ ‍‍​‍​‍‌‍‍​‌ ‌​‌ ‌​‌ ​​‌ ​ ​ ‍‍​‍ ​‍ ‌‍​ ‌‍‍​‌‍‌‌‌‍ ​‌ ​ ‌‍‌‌‌‍​‌‌ ​​‌‍‍‌‌‍‌‌‌ ​‍‌ ​ ​‍ ‍‌ ​ ‌‍​‌‌‍ ‍‌‍‍‌‌ ‌​‌ ‍‌​‍ ‍‌ ​ ‌ ‌​‌ ‌‌‌‍‌​‌‍‍‌‌‍ ​‍ ‌‍‍‌‌‍ ‍‌ ‌​‌‍‌‌‌‍ ‍‌ ‌​​‍ ‌‍‌‌‌‍‌​‌‍‍‌‌ ‌​​‍ ‌‍ ‌‌‍ ‌‍‌​‌‍‌‌​ ‌‌ ​​‌ ​‍‌‍‌‌‌ ​ ‌‍‌‌‌‍ ‍‌ ‌​‌‍​‌‌ ‌​‌‍‍‌‌‍ ‌‍ ‍​ ‍ ‌‍‍‌‌‍‌​​ ‌​ ​​​ ‍​​ ​ ​ ‌ ​ ​​​ ​ ​ ​​‌‍​ ​‍ ‌​ ‌‍​ ‌ ​ ​‍‌‍​ ​‍ ‌​ ‌​‌‍‌‌‌‍​‍​ ‍​​‍ ‌‌‍​‍‌‍‌​​ ‌​‌‍​ ​‍ ‌​ ‍‌​ ​ ​ ‍​‌‍​‍​ ​ ‌‍​ ​ ‌‍​ ‌‍​ ‌‍​ ‍​​ ‍‌​ ​​​ ‍ ‌ ‌​‌ ‍‌‌ ​​‌‍‌‌​ ‌‌ ‌‍‌‍‌‌‌‍ ‍‌ ‌‌‌‍‌‌​ ‍ ‌ ​​‌‍​‌‌ ‌​‌‍‍​​ ‌‌ ​ ‌ ‌‌‌‍​‍‌​ ‍‌‍​‌‌ ‌‍‌‍‍‌‌‍‌ ‌‍​‌‌ ‌​‌‍‍‌‌‍ ‌‍ ‍​‍ ‍‌‍​ ‌‍ ‌‍ ​‌ ‌‌‌‍ ‌‌‍ ‍‌ ​ ​‍‌‌​ ‌‌‌​​‍‌‌ ‌‍‍ ‌‍‌‌‌ ‍‌​‍‌‌​ ​ ‌​‌​​‍‌‌​ ​ ‌​‌​​‍‌‌​ ​‍​ ​‍‌‍‌‌‌‍‌‍​ ‌‌​ ‌​​ ‌‌​ ‌‍​ ‌‌​ ‌​‌‍‌​​ ‌‍​ ​ ‌‍​‌​‍‌‌​ ​‍​ ​‍​‍‌‌​ ‌‌‌​‌​​‍ ‍‌‍ ​‌‍‍‌‌‍ ‍‌‍‍ ‌ ​ ​‍‌‌​ ‌‌‌​​‍‌‌ ‌‍‍ ‌‍‌‌‌ ‍‌​‍‌‌​ ​ ‌​‌​​‍‌‌​ ​ ‌​‌​​‍‌‌​ ​‍​ ​‍‌‍​‌​ ​ ​ ‌ ​ ‍‌​ ​ ​ ‍‌​ ​​‌‍‌‍​ ‍‌​ ​​‌‍​‌‌‍‌‌​‍‌‌​ ​‍​ ​‍​‍‌‌​ ‌‌‌​‌​​‍ ‍‌ ‌​‌‍‍‌‌ ‌​‌‍ ​‌‍‌‌​ ‌‍​‍‌‍​‌‌ ​ ‌‍‌‌‌‌‌‌‌ ​‍‌‍ ​​ ‌‌‍‍​‌ ‌​‌ ‌​‌ ​​‌ ​ ​‍‌‌​ ​ ‌​​‌​‍‌‌​ ​‍‌​‌‍​‍‌‌​ ​‍‌​‌‍‌‍​ ‌‍‍​‌‍‌‌‌‍ ​‌ ​ ‌‍‌‌‌‍​‌‌ ​​‌‍‍‌‌‍‌‌‌ ​‍‌ ​ ​‍ ‍‌ ​ ‌‍​‌‌‍ ‍‌‍‍‌‌ ‌​‌ ‍‌​‍ ‍‌ ​ ‌ ‌​‌ ‌‌‌‍‌​‌‍‍‌‌‍ ​‍‌‍‌‍‍‌‌‍‌​​ ‌​ ​​​ ‍​​ ​ ​ ‌ ​ ​​​ ​ ​ ​​‌‍​ ​‍ ‌​ ‌‍​ ‌ ​ ​‍‌‍​ ​‍ ‌​ ‌​‌‍‌‌‌‍​‍​ ‍​​‍ ‌‌‍​‍‌‍‌​​ ‌​‌‍​ ​‍ ‌​ ‍‌​ ​ ​ ‍​‌‍​‍​ ​ ‌‍​ ​ ‌‍​ ‌‍​ ‌‍​ ‍​​ ‍‌​ ​​​‍‌‍‌ ‌​‌ ‍‌‌ ​​‌‍‌‌​ ‌‌ ‌‍‌‍‌‌‌‍ ‍‌ ‌‌‌‍‌‌​‍‌‍‌ ​​‌‍​‌‌ ‌​‌‍‍​​ ‌‌ ​ ‌ ‌‌‌‍​‍‌​ ‍‌‍​‌‌ ‌‍‌‍‍‌‌‍‌ ‌‍​‌‌ ‌​‌‍‍‌‌‍ ‌‍ ‍​‍ ‍‌‍​ ‌‍ ‌‍ ​‌ ‌‌‌‍ ‌‌‍ ‍‌ ​ ​‍‌‌​ ‌‌‌​​‍‌‌ ‌‍‍ ‌‍‌‌‌ ‍‌​‍‌‌​ ​ ‌​‌​​‍‌‌​ ​ ‌​‌​​‍‌‌​ ​‍​ ​‍‌‍‌‌‌‍‌‍​ ‌‌​ ‌​​ ‌‌​ ‌‍​ ‌‌​ ‌​‌‍‌​​ ‌‍​ ​ ‌‍​‌​‍‌‌​ ​‍​ ​‍​‍‌‌​ ‌‌‌​‌​​‍ ‍‌‍ ​‌‍‍‌‌‍ ‍‌‍‍ ‌ ​ ​‍‌‌​ ‌‌‌​​‍‌‌ ‌‍‍ ‌‍‌‌‌ ‍‌​‍‌‌​ ​ ‌​‌​​‍‌‌​ ​ ‌​‌​​‍‌‌​ ​‍​ ​‍‌‍​‌​ ​ ​ ‌ ​ ‍‌​ ​ ​ ‍‌​ ​​‌‍‌‍​ ‍‌​ ​​‌‍​‌‌‍‌‌​‍‌‌​ ​‍​ ​‍​‍‌‌​ ‌‌‌​‌​​‍ ‍‌ ‌​‌‍‍‌‌ ‌​‌‍ ​‌‍‌‌​‍‌‍‌ ​​‌‍‌‌‌ ​‍‌ ​ ‌ ​​‌‍‌‌‌‍​ ‌ ‌​‌‍‍‌‌ ‌‍‌‍‌‌​ ‌‌ ​​‌ ‌‌‌‍​‍‌‍ ​‌‍‍‌‌ ​ ‌‍‍​‌‍‌‌‌‍‌​​‍​‍‌ ‌
Drop-Ins​​​​‌ ‍ ​‍​‍‌‍ ‌ ​‍‌‍‍‌‌‍‌ ‌‍‍‌‌‍ ‍​‍​‍​ ‍‍​‍​‍‌ ​ ‌‍​‌‌‍ ‍‌‍‍‌‌ ‌​‌ ‍‌​‍ ‍‌‍‍‌‌‍ ​‍​‍​‍ ​​‍​‍‌‍‍​‌ ​‍‌‍‌‌‌‍‌‍​‍​‍​ ‍‍​‍​‍‌‍‍​‌ ‌​‌ ‌​‌ ​​‌ ​ ​ ‍‍​‍ ​‍ ‌‍​ ‌‍‍​‌‍‌‌‌‍ ​‌ ​ ‌‍‌‌‌‍​‌‌ ​​‌‍‍‌‌‍‌‌‌ ​‍‌ ​ ​‍ ‍‌ ​ ‌‍​‌‌‍ ‍‌‍‍‌‌ ‌​‌ ‍‌​‍ ‍‌ ​ ‌ ‌​‌ ‌‌‌‍‌​‌‍‍‌‌‍ ​‍ ‌‍‍‌‌‍ ‍‌ ‌​‌‍‌‌‌‍ ‍‌ ‌​​‍ ‌‍‌‌‌‍‌​‌‍‍‌‌ ‌​​‍ ‌‍ ‌‌‍ ‌‍‌​‌‍‌‌​ ‌‌ ​​‌ ​‍‌‍‌‌‌ ​ ‌‍‌‌‌‍ ‍‌ ‌​‌‍​‌‌ ‌​‌‍‍‌‌‍ ‌‍ ‍​ ‍ ‌‍‍‌‌‍‌​​ ‌​ ​​​ ‍​​ ​ ​ ‌ ​ ​​​ ​ ​ ​​‌‍​ ​‍ ‌​ ‌‍​ ‌ ​ ​‍‌‍​ ​‍ ‌​ ‌​‌‍‌‌‌‍​‍​ ‍​​‍ ‌‌‍​‍‌‍‌​​ ‌​‌‍​ ​‍ ‌​ ‍‌​ ​ ​ ‍​‌‍​‍​ ​ ‌‍​ ​ ‌‍​ ‌‍​ ‌‍​ ‍​​ ‍‌​ ​​​ ‍ ‌ ‌​‌ ‍‌‌ ​​‌‍‌‌​ ‌‌ ‌‍‌‍‌‌‌‍ ‍‌ ‌‌‌‍‌‌​ ‍ ‌ ​​‌‍​‌‌ ‌​‌‍‍​​ ‌‌ ​ ‌ ‌‌‌‍​‍‌​ ‍‌‍​‌‌ ‌‍‌‍‍‌‌‍‌ ‌‍​‌‌ ‌​‌‍‍‌‌‍ ‌‍ ‍​‍ ‍‌‍​ ‌‍ ‌‍ ​‌ ‌‌‌‍ ‌‌‍ ‍‌ ​ ​‍‌‌​ ‌‌‌​​‍‌‌ ‌‍‍ ‌‍‌‌‌ ‍‌​‍‌‌​ ​ ‌​‌​​‍‌‌​ ​ ‌​‌​​‍‌‌​ ​‍​ ​‍​ ‌​​ ‌‍‌‍​‌‌‍​‌‌‍‌‍​ ​​​ ‌​​ ‌‍​ ‍​‌‍‌‍​ ‍‌‌‍‌​​‍‌‌​ ​‍​ ​‍​‍‌‌​ ‌‌‌​‌​​‍ ‍‌‍ ​‌‍‍‌‌‍ ‍‌‍‍ ‌ ​ ​‍‌‌​ ‌‌‌​​‍‌‌ ‌‍‍ ‌‍‌‌‌ ‍‌​‍‌‌​ ​ ‌​‌​​‍‌‌​ ​ ‌​‌​​‍‌‌​ ​‍​ ​‍​ ​ ​ ​‌​ ‍‌​ ​ ‌‍​‍​ ​ ​ ‌‍​ ‌ ​ ‍‌‌‍‌‍‌‍​‌​ ‍‌​‍‌‌​ ​‍​ ​‍​‍‌‌​ ‌‌‌​‌​​‍ ‍‌ ‌​‌‍‍‌‌ ‌​‌‍ ​‌‍‌‌​ ‌‍​‍‌‍​‌‌ ​ ‌‍‌‌‌‌‌‌‌ ​‍‌‍ ​​ ‌‌‍‍​‌ ‌​‌ ‌​‌ ​​‌ ​ ​‍‌‌​ ​ ‌​​‌​‍‌‌​ ​‍‌​‌‍​‍‌‌​ ​‍‌​‌‍‌‍​ ‌‍‍​‌‍‌‌‌‍ ​‌ ​ ‌‍‌‌‌‍​‌‌ ​​‌‍‍‌‌‍‌‌‌ ​‍‌ ​ ​‍ ‍‌ ​ ‌‍​‌‌‍ ‍‌‍‍‌‌ ‌​‌ ‍‌​‍ ‍‌ ​ ‌ ‌​‌ ‌‌‌‍‌​‌‍‍‌‌‍ ​‍‌‍‌‍‍‌‌‍‌​​ ‌​ ​​​ ‍​​ ​ ​ ‌ ​ ​​​ ​ ​ ​​‌‍​ ​‍ ‌​ ‌‍​ ‌ ​ ​‍‌‍​ ​‍ ‌​ ‌​‌‍‌‌‌‍​‍​ ‍​​‍ ‌‌‍​‍‌‍‌​​ ‌​‌‍​ ​‍ ‌​ ‍‌​ ​ ​ ‍​‌‍​‍​ ​ ‌‍​ ​ ‌‍​ ‌‍​ ‌‍​ ‍​​ ‍‌​ ​​​‍‌‍‌ ‌​‌ ‍‌‌ ​​‌‍‌‌​ ‌‌ ‌‍‌‍‌‌‌‍ ‍‌ ‌‌‌‍‌‌​‍‌‍‌ ​​‌‍​‌‌ ‌​‌‍‍​​ ‌‌ ​ ‌ ‌‌‌‍​‍‌​ ‍‌‍​‌‌ ‌‍‌‍‍‌‌‍‌ ‌‍​‌‌ ‌​‌‍‍‌‌‍ ‌‍ ‍​‍ ‍‌‍​ ‌‍ ‌‍ ​‌ ‌‌‌‍ ‌‌‍ ‍‌ ​ ​‍‌‌​ ‌‌‌​​‍‌‌ ‌‍‍ ‌‍‌‌‌ ‍‌​‍‌‌​ ​ ‌​‌​​‍‌‌​ ​ ‌​‌​​‍‌‌​ ​‍​ ​‍​ ‌​​ ‌‍‌‍​‌‌‍​‌‌‍‌‍​ ​​​ ‌​​ ‌‍​ ‍​‌‍‌‍​ ‍‌‌‍‌​​‍‌‌​ ​‍​ ​‍​‍‌‌​ ‌‌‌​‌​​‍ ‍‌‍ ​‌‍‍‌‌‍ ‍‌‍‍ ‌ ​ ​‍‌‌​ ‌‌‌​​‍‌‌ ‌‍‍ ‌‍‌‌‌ ‍‌​‍‌‌​ ​ ‌​‌​​‍‌‌​ ​ ‌​‌​​‍‌‌​ ​‍​ ​‍​ ​ ​ ​‌​ ‍‌​ ​ ‌‍​‍​ ​ ​ ‌‍​ ‌ ​ ‍‌‌‍‌‍‌‍​‌​ ‍‌​‍‌‌​ ​‍​ ​‍​‍‌‌​ ‌‌‌​‌​​‍ ‍‌ ‌​‌‍‍‌‌ ‌​‌‍ ​‌‍‌‌​‍‌‍‌ ​​‌‍‌‌‌ ​‍‌ ​ ‌ ​​‌‍‌‌‌‍​ ‌ ‌​‌‍‍‌‌ ‌‍‌‍‌‌​ ‌‌ ​​‌ ‌‌‌‍​‍‌‍ ​‌‍‍‌‌ ​ ‌‍‍​‌‍‌‌‌‍‌​​‍​‍‌ ‌
More